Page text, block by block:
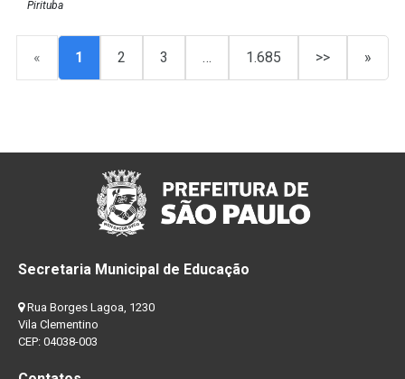
Pirituba
« 1 2 3 … 1.685 >> »
Secretaria Municipal de Educação
Rua Borges Lagoa, 1230
Vila Clementino
CEP: 04038-003